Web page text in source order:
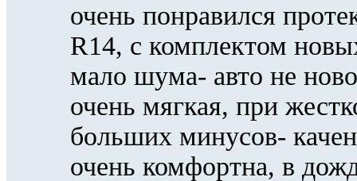
очень понравился
R14, с комплектом
мало шума- авто не
очень мягкая, при
больших минусов-
очень комфортна, в